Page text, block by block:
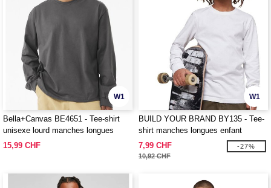
W1
Bella+Canvas BE4651 - Tee-shirt
unisexe lourd manches longues
15,99 CHF
W1
BUILD YOUR BRAND BY135 - Tee-
shirt manches longues enfant
7,99 CHF
10,92 CHF
-27%